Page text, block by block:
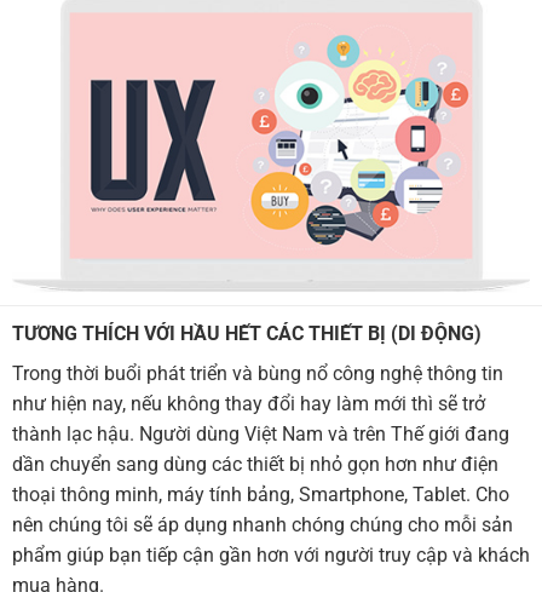
TƯƠNG THÍCH VỚI HẦU HẾT CÁC THIẾT BỊ (DI ĐỘNG)
Trong thời buổi phát triển và bùng nổ công nghệ thông tin
như hiện nay, nếu không thay đổi hay làm mới thì sẽ trở
thành lạc hậu. Người dùng Việt Nam và trên Thế giới đang
dần chuyển sang dùng các thiết bị nhỏ gọn hơn như điện
thoại thông minh, máy tính bảng, Smartphone, Tablet. Cho
nên chúng tôi sẽ áp dụng nhanh chóng chúng cho mỗi sản
phẩm giúp bạn tiếp cận gần hơn với người truy cập và khách
mua hàng.